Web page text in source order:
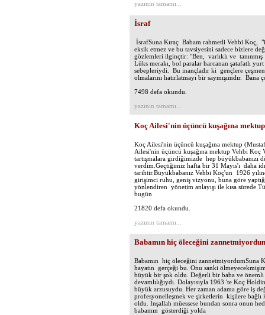
yazının tamamı...
İsraf
İsrafSuna Kıraç Babam rahmetli Vehbi Koç,
eksik etmez ve bu tavsiyesini sadece bizlere
gözlemleri ilginçtir: "Ben, varlıklı ve
Lüks merakı, bol paralar harcanan şatafatlı
sebepleriydi. Bu inançladır ki gençlere
olmalarını hatırlatmayı bir saymışımdır.
7498 defa okundu.
yazının tamamı...
Koç Ailesi'nin üçüncü kuşağına mektup
Koç Ailesi'nin üçüncü kuşağına mektup
Ailesi'nin üçüncü kuşağına mektup Vehbi Koç
tartışmalara girdiğimizde hep büyükbabanızı
verdim.Geçtiğimiz hafta bir 31 Mayıs'ı daha
tarihtir.Büyükbabanız Vehbi Koç'un 1926
girişimci ruhu, geniş vizyonu, buna göre
yönlendiren yönetim anlayışı ile kısa
bugün
21820 defa okundu.
yazının tamamı...
Babamın hiç öleceğini
Babamın hiç öleceğini zannetmiyordumSuna
hayatın gerçeği bu. Onu sanki
büyük bir şok oldu. Değerli bir baba ve
devamlılığıydı. Dolayısıyla 1963 'te Koç
büyük arzusuydu. Her zaman adama göre iş
profesyonelleşmek ve şirketlerin kişilere bağlı
oldu. İnşallah müessese bundan sonra onun
babamın gösterdiği yolda